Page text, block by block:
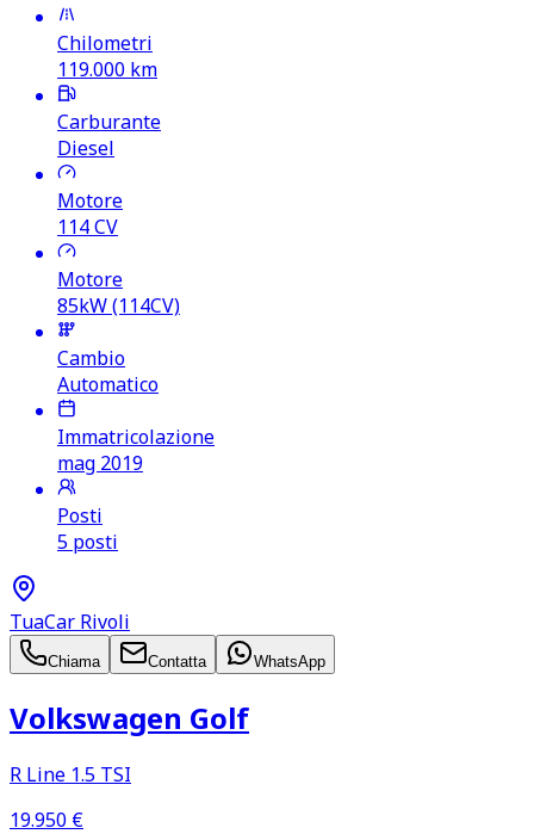
Chilometri
119.000 km
Carburante
Diesel
Motore
114CV
Motore
85kW (114CV)
Cambio
Automatico
Immatricolazione
mag 2019
Posti
5 posti
TuaCar Rivoli
Chiama Contatta WhatsApp
Volkswagen Golf
R Line 1.5 TSI
19.950 €